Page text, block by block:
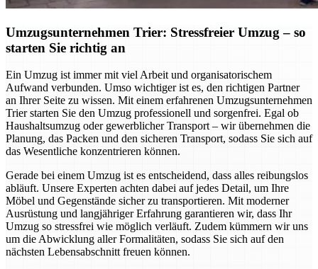
Umzugsunternehmen Trier: Stressfreier Umzug – so
starten Sie richtig an
Ein Umzug ist immer mit viel Arbeit und organisatorischem
Aufwand verbunden. Umso wichtiger ist es, den richtigen Partner
an Ihrer Seite zu wissen. Mit einem erfahrenen Umzugsunternehmen
Trier starten Sie den Umzug professionell und sorgenfrei. Egal ob
Haushaltsumzug oder gewerblicher Transport – wir übernehmen die
Planung, das Packen und den sicheren Transport, sodass Sie sich auf
das Wesentliche konzentrieren können.
Gerade bei einem Umzug ist es entscheidend, dass alles reibungslos
abläuft. Unsere Experten achten dabei auf jedes Detail, um Ihre
Möbel und Gegenstände sicher zu transportieren. Mit moderner
Ausrüstung und langjähriger Erfahrung garantieren wir, dass Ihr
Umzug so stressfrei wie möglich verläuft. Zudem kümmern wir uns
um die Abwicklung aller Formalitäten, sodass Sie sich auf den
nächsten Lebensabschnitt freuen können.